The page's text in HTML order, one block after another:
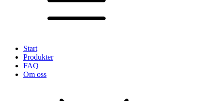
Start
Produkter
FAQ
Om oss